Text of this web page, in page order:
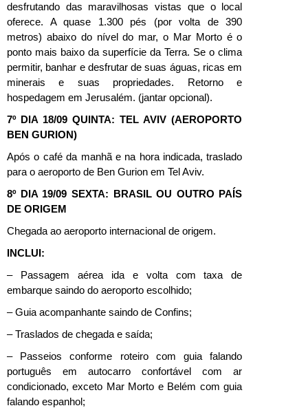
desfrutando das maravilhosas vistas que o local
oferece. A quase 1.300 pés (por volta de 390
metros) abaixo do nível do mar, o Mar Morto é o
ponto mais baixo da superfície da Terra. Se o clima
permitir, banhar e desfrutar de suas águas, ricas em
minerais e suas propriedades. Retorno e
hospedagem em Jerusalém. (jantar opcional).
7º DIA 18/09 QUINTA: TEL AVIV (AEROPORTO
BEN GURION)
Após o café da manhã e na hora indicada, traslado
para o aeroporto de Ben Gurion em Tel Aviv.
8º DIA 19/09 SEXTA: BRASIL OU OUTRO PAÍS
DE ORIGEM
Chegada ao aeroporto internacional de origem.
INCLUI:
– Passagem aérea ida e volta com taxa de
embarque saindo do aeroporto escolhido;
– Guia acompanhante saindo de Confins;
– Traslados de chegada e saída;
– Passeios conforme roteiro com guia falando
português em autocarro confortável com ar
condicionado, exceto Mar Morto e Belém com guia
falando espanhol;